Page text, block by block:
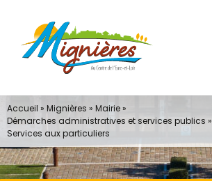
contenu
Accueil » Mignières » Mairie»
Démarches administratives et services publics »
Services aux particuliers